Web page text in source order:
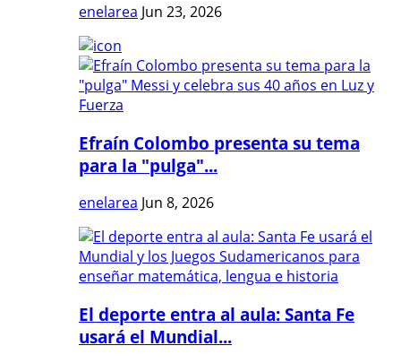
enelarea Jun 23, 2026
Efraín Colombo presenta su tema
para la "pulga"...
enelarea Jun 8, 2026
El deporte entra al aula: Santa Fe
usará el Mundial...